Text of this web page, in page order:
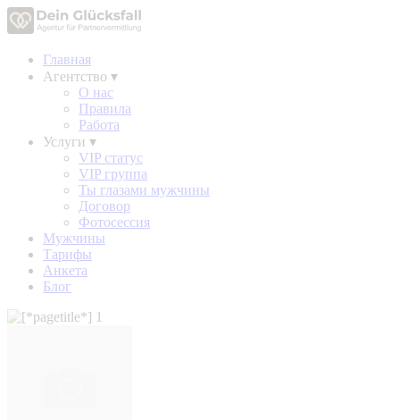
Главная
Агентство ▾
О нас
Правила
Работа
Услуги ▾
VIP статус
VIP группа
Ты глазами мужчины
Договор
Фотосессия
Мужчины
Тарифы
Анкета
Блог